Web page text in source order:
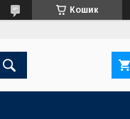
Кошик